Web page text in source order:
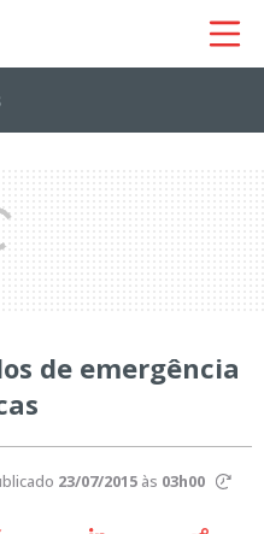
de emergência
23/07/2015às 03h00